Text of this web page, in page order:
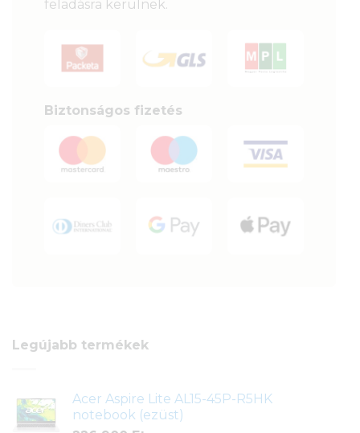
feladásra kerülnek.
Biztonságos fizetés
Legújabb termékek
Acer Aspire Lite AL15-45P-R5HK
notebook (ezüst)